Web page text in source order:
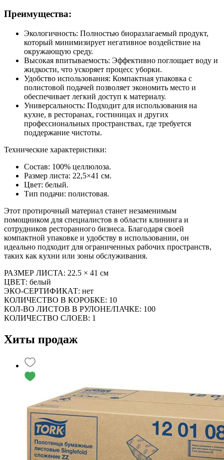
Преимущества:
Экологичность: Полностью биоразлагаемый продукт,
который минимизирует негативное воздействие на
окружающую среду.
Высокая впитываемость: Эффективно поглощает воду и
жидкости, что ускоряет процесс уборки.
Удобство использования: Компактная упаковка с
полистовой подачей позволяет экономить место и
обеспечивает легкий доступ к материалу.
Универсальность: Подходит для использования на
кухне, в ресторанах, гостиницах и других
профессиональных пространствах, где требуется
поддержание чистоты.
Технические характеристики:
Состав: 100% целлюлоза.
Размер листа: 22,5×41 см.
Цвет: белый.
Тип подачи: полистовая.
Этот протирочный материал станет незаменимым
помощником для специалистов в области клининга и
сотрудников ресторанного бизнеса. Благодаря своей
компактной упаковке и удобству в использовании, он
идеально подходит для ограниченных рабочих пространств,
таких как кухни или зоны обслуживания.
РАЗМЕР ЛИСТА: 22.5 × 41 см
ЦВЕТ: белый
ЭКО-СЕРТИФИКАТ: нет
КОЛИЧЕСТВО В КОРОБКЕ: 10
КОЛ-ВО ЛИСТОВ В РУЛОНЕ/ПАЧКЕ: 100
КОЛИЧЕСТВО СЛОЕВ: 1
Хиты продаж